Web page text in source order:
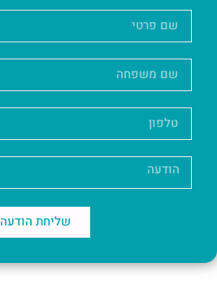
שליחת הודעה